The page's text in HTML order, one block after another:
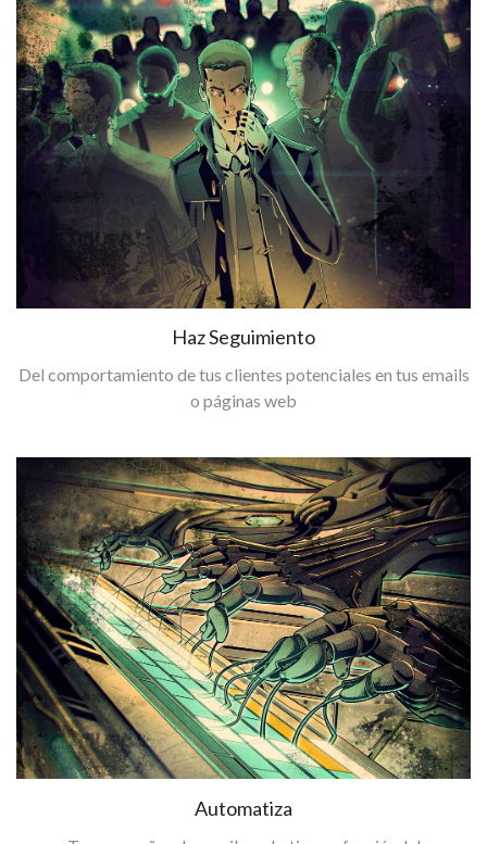
Haz Seguimiento
Del comportamiento de tus clientes potenciales en tus emails
o páginas web
Automatiza